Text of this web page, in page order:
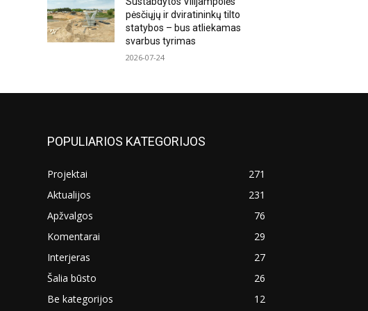
pėsčiųjų ir dviratininkų tilto
statybos – bus atliekamas
svarbus tyrimas
2026-07-24
POPULIARIOS KATEGORIJOS
Projektai
271
Aktualijos
231
Apžvalgos
76
Komentarai
29
Interjeras
27
Šalia būsto
26
Be kategorijos
12